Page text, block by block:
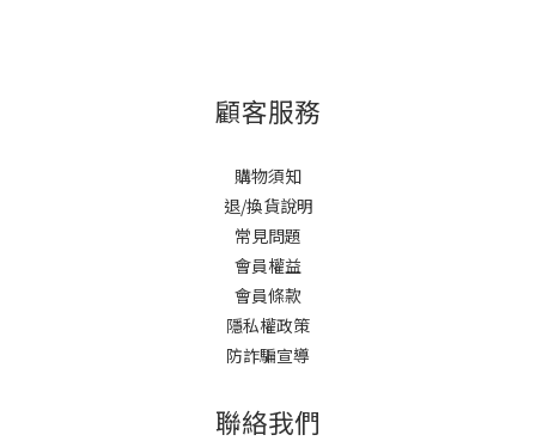
顧客服務
購物須知
退/換貨說明
常見問題
會員權益
會員條款
隱私權政策
防詐騙宣導
聯絡我們